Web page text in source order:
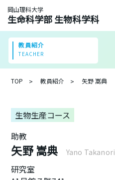
岡山理科大学
生命科学部 生物科学科
教員紹介
TEACHER
TOP 教員紹介 矢野 嵩典
生物生産コース
助教
矢野 嵩典 Yano Takanori
研究室